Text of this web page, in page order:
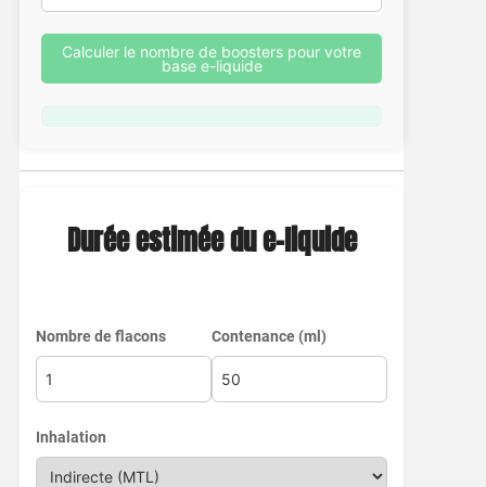
Calculer le nombre de boosters pour votre
base e-liquide
Durée estimée du e-liquide
Nombre de flacons Contenance (ml)
Inhalation